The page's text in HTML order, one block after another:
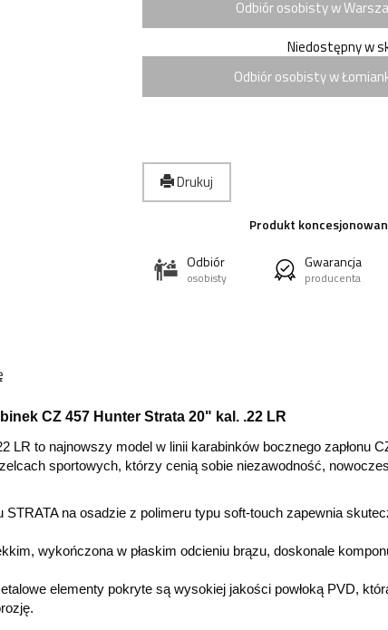
Odbiór osobisty w
Niedostępny w
Odbiór osobisty w
Drukuj
Produkt
Odbiór
osobisty
Gwarancja
producenta
CZ 457 Hunter Strata 20" kal. .22 LR
LR to najnowszy model w linii karabinków bocznego zapłonu
sportowych, którzy cenią sobie niezawodność,
na osadzie z polimeru typu soft-touch zapewnia
wykończona w płaskim odcieniu brązu, doskonale
elementy pokryte są wysokiej jakości powłoką PVD,